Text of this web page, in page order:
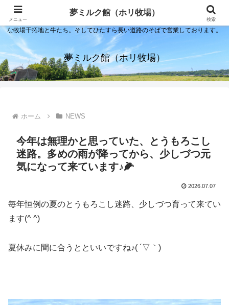
夢ミルク館！それは石川の金沢の隣にある内灘町にあるソフトクリーム屋で
す。日本海のすぐそばで展開する当店は、まるで小京都ならぬ小北海道のよう
な牧場干拓地と牛たち。そしてひたすら長い道路のそばで営業しております。
夢ミルク館（ホリ牧場）
ホーム NEWS
今年は無理かと思っていた、とうもろこし
迷路。多めの雨が降ってから、少しづつ元
気になって来ています♪🌽
2026.07.07
毎年恒例の夏のとうもろこし迷路、少しづつ育って来てい
ます(^ ^)
夏休みに間に合うとといいですね♪( ´▽｀)
メニュー
夢ミルク館（ホリ牧場）
検索